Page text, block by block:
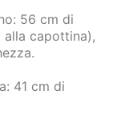
56 cm di
capottina),
41 cm di